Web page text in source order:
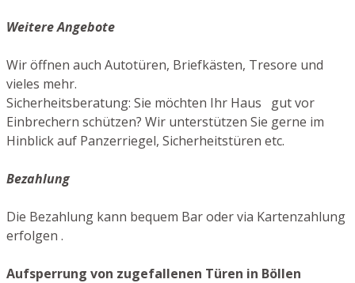
Weitere Angebote
Wir öffnen auch Autotüren, Briefkästen, Tresore und
vieles mehr.
Sicherheitsberatung: Sie möchten Ihr Haus gut vor
Einbrechern schützen? Wir unterstützen Sie gerne im
Hinblick auf Panzerriegel, Sicherheitstüren etc.
Bezahlung
Die Bezahlung kann bequem Bar oder via Kartenzahlung
erfolgen .
Aufsperrung von zugefallenen Türen in Böllen